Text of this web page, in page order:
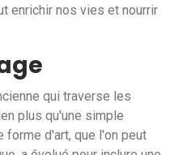
enrichir nos vies et nourrir
qui traverse les
plus qu'une simple
forme d'art, que l'on peut